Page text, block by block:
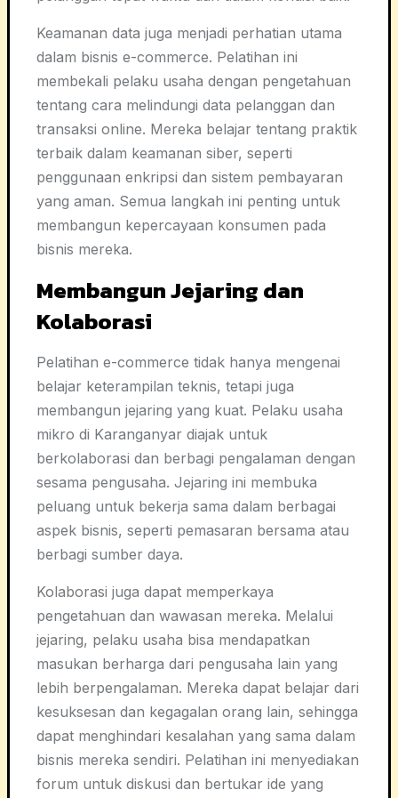
Keamanan data juga menjadi perhatian utama
dalam bisnis e-commerce. Pelatihan ini
membekali pelaku usaha dengan pengetahuan
tentang cara melindungi data pelanggan dan
transaksi online. Mereka belajar tentang praktik
terbaik dalam keamanan siber, seperti
penggunaan enkripsi dan sistem pembayaran
yang aman. Semua langkah ini penting untuk
membangun kepercayaan konsumen pada
bisnis mereka.
Membangun Jejaring dan
Kolaborasi
Pelatihan e-commerce tidak hanya mengenai
belajar keterampilan teknis, tetapi juga
membangun jejaring yang kuat. Pelaku usaha
mikro di Karanganyar diajak untuk
berkolaborasi dan berbagi pengalaman dengan
sesama pengusaha. Jejaring ini membuka
peluang untuk bekerja sama dalam berbagai
aspek bisnis, seperti pemasaran bersama atau
berbagi sumber daya.
Kolaborasi juga dapat memperkaya
pengetahuan dan wawasan mereka. Melalui
jejaring, pelaku usaha bisa mendapatkan
masukan berharga dari pengusaha lain yang
lebih berpengalaman. Mereka dapat belajar dari
kesuksesan dan kegagalan orang lain, sehingga
dapat menghindari kesalahan yang sama dalam
bisnis mereka sendiri. Pelatihan ini menyediakan
forum untuk diskusi dan bertukar ide yang